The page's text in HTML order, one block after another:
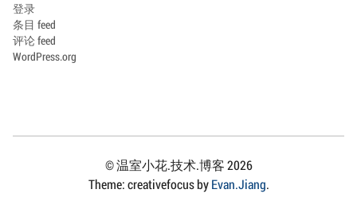
登录
条目 feed
评论 feed
WordPress.org
© 温室小花.技术.博客 2026
Theme: creativefocus byEvan.Jiang.